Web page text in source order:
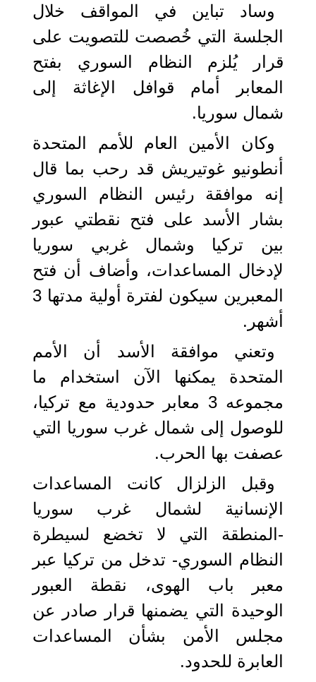
وساد تباين في المواقف خلال
الجلسة التي خُصصت للتصويت على
قرار يُلزم النظام السوري بفتح
المعابر أمام قوافل الإغاثة إلى
شمال سوريا.
وكان الأمين العام للأمم المتحدة
أنطونيو غوتيريش قد رحب بما قال
إنه موافقة رئيس النظام السوري
بشار الأسد على فتح نقطتي عبور
بين تركيا وشمال غربي سوريا
لإدخال المساعدات، وأضاف أن فتح
المعبرين سيكون لفترة أولية مدتها 3
أشهر.
وتعني موافقة الأسد أن الأمم
المتحدة يمكنها الآن استخدام ما
مجموعه 3 معابر حدودية مع تركيا،
للوصول إلى شمال غرب سوريا التي
عصفت بها الحرب.
وقبل الزلزال كانت المساعدات
الإنسانية لشمال غرب سوريا
-المنطقة التي لا تخضع لسيطرة
النظام السوري- تدخل من تركيا عبر
معبر باب الهوى، نقطة العبور
الوحيدة التي يضمنها قرار صادر عن
مجلس الأمن بشأن المساعدات
العابرة للحدود.